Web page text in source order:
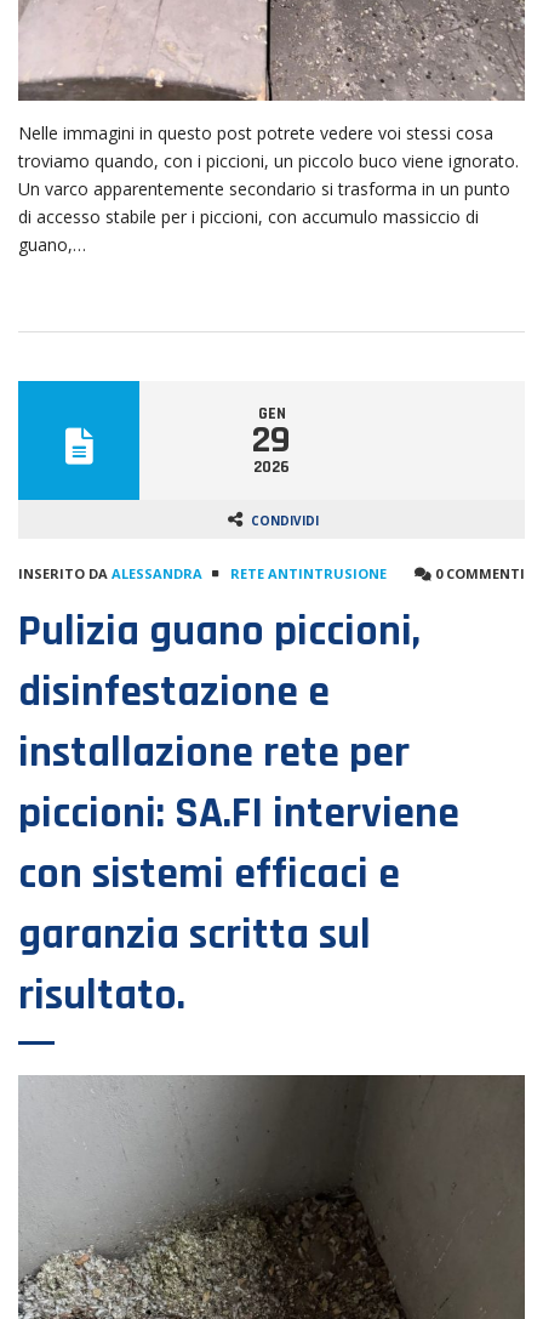
Nelle immagini in questo post potrete vedere voi stessi cosa
troviamo quando, con i piccioni, un piccolo buco viene ignorato.
Un varco apparentemente secondario si trasforma in un punto
di accesso stabile per i piccioni, con accumulo massiccio di
guano,…
GEN
29
2026
CONDIVIDI
INSERITO DA ALESSANDRA RETE ANTINTRUSIONE 0 COMMENTI
Pulizia guano piccioni,
disinfestazione e
installazione rete per
piccioni: SA.FI interviene
con sistemi efficaci e
garanzia scritta sul
risultato.